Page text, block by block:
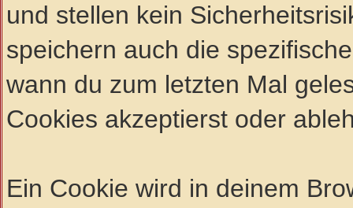
und stellen kein
speichern auch die
wann du zum letzten Mal
Cookies akzeptierst oder
Ein Cookie wird in deinem